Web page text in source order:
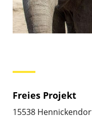
Freies Projekt
15538